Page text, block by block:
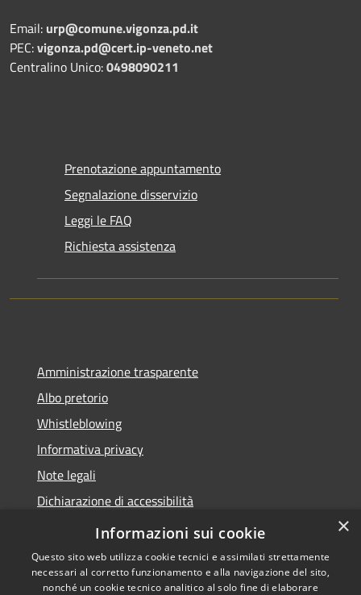
Email: urp@comune.vigonza.pd.it
PEC:vigonza.pd@cert.ip-veneto.net
Centralino Unico:0498090211
Prenotazione appuntamento
Segnalazione disservizio
Leggi le FAQ
Richiesta assistenza
Amministrazione trasparente
Albo pretorio
Whistleblowing
Informativa privacy
Note legali
Dichiarazione di accessibilità
Obiettivi di accessibilità
×
Informazioni sui cookie
Questo sito web utilizza cookie tecnici e assimilati strettamente
necessari al corretto funzionamento e alla navigazione del sito,
nonché un cookie tecnico analitico al solo fine di elaborare